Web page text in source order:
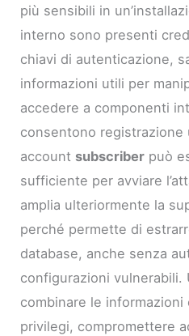
più sensibili in
interno sono presenti
chiavi di autenticazione,
informazioni utili per
accedere a componenti
consentono
account subscriber può
sufficiente per avviare
amplia ulteriormente la
perché permette di
database, anche senza
configurazioni vulnerabili.
combinare le
privilegi, compromettere